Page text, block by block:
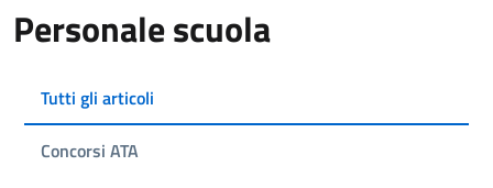
Personale scuola
Tutti gli articoli
Concorsi ATA